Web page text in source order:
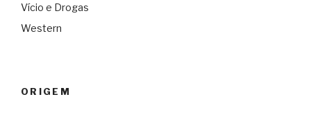
Vício e Drogas
Western
ORIGEM